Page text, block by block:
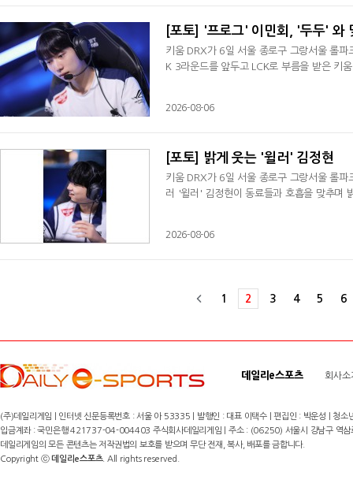
[포토] '프로그' 이민회, '두두' 와
키움 DRX가 6일 서울 종로구 그랑서울 롤
K 3라운드를 앞두고 LCK로 부름을 받은 키
2026-08-06
[포토] 밝게 웃는 '윌러' 김정현
키움 DRX가 6일 서울 종로구 그랑서울 롤
러 '윌러' 김정현이 동료들과 호흡을 맞추며
2026-08-06
1 2 3 4 5 6
데일리e스포츠 회사소
(주)데일리게임 | 인터넷 신문등록번호 : 서울 아 53335 | 발행인 : 대표 이택수 | 편집인 : 박운성 |
입금계좌 : 국민은행 421737-04-004403 주식회사데일리게임 | 주소 : (06250) 서울시 강남구
데일리게임의 모든 콘텐츠는 저작권법의 보호를 받으며 무단 전재, 복사, 배포를 금합니다.
Copyright ⓒ데일리e스포츠. All rights reserved.